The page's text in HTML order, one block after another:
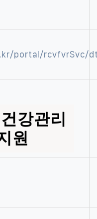
portal/rcvfvrSvc/
강관리
원